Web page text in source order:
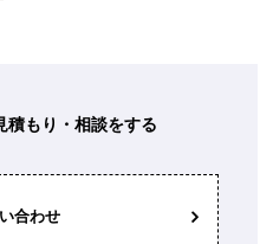
積もり・相談をする
合わせ